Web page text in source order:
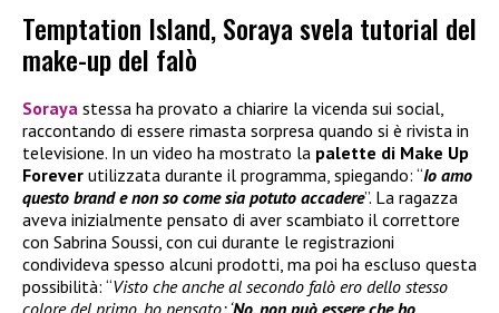
Temptation Island, Soraya svela tutorial del
make-up del falò
Soraya stessa ha provato a chiarire la vicenda sui social,
raccontando di essere rimasta sorpresa quando si è rivista in
televisione. In un video ha mostrato la palette di Make Up
Forever utilizzata durante il programma, spiegando: “Io amo
questo brand e non so come sia potuto accadere”. La ragazza
aveva inizialmente pensato di aver scambiato il correttore
con Sabrina Soussi, con cui durante le registrazioni
condivideva spesso alcuni prodotti, ma poi ha escluso questa
possibilità: “Visto che anche al secondo falò ero dello stesso